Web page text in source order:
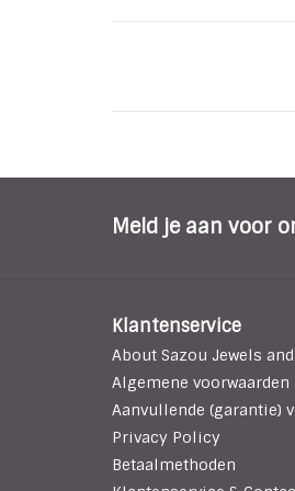
Meld je aan voor
Klantenservice
About Sazou Jewels
Algemene voorwaarden
Aanvullende (garantie)
Privacy Policy
Betaalmethoden